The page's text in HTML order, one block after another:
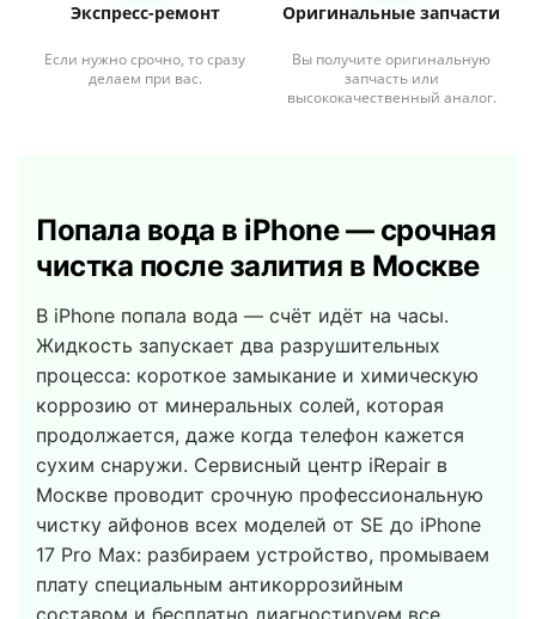
Экспресс-ремонт
Если нужно срочно, то сразу
делаем при вас.
Оригинальные запчасти
Вы получите оригинальную
запчасть или
высококачественный аналог.
Попала вода в iPhone — срочная
чистка после залития в Москве
В iPhone попала вода — счёт идёт на часы.
Жидкость запускает два разрушительных
процесса: короткое замыкание и химическую
коррозию от минеральных солей, которая
продолжается, даже когда телефон кажется
сухим снаружи. Сервисный центр iRepair в
Москве проводит срочную профессиональную
чистку айфонов всех моделей от SE до iPhone
17 Pro Max: разбираем устройство, промываем
плату специальным антикоррозийным
составом и бесплатно диагностируем все